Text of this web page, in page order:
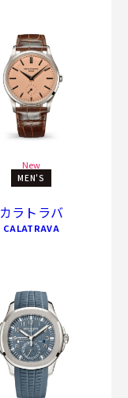
New
MEN'S
カラトラバ
CALATRAVA